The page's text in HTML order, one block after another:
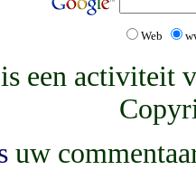
Web
een activiteit
uw